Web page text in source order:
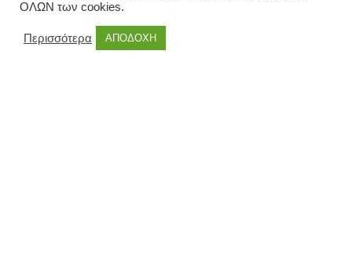
ΟΛΩΝ των cookies.
Περισσότερα ΑΠΟΔΟΧΗ